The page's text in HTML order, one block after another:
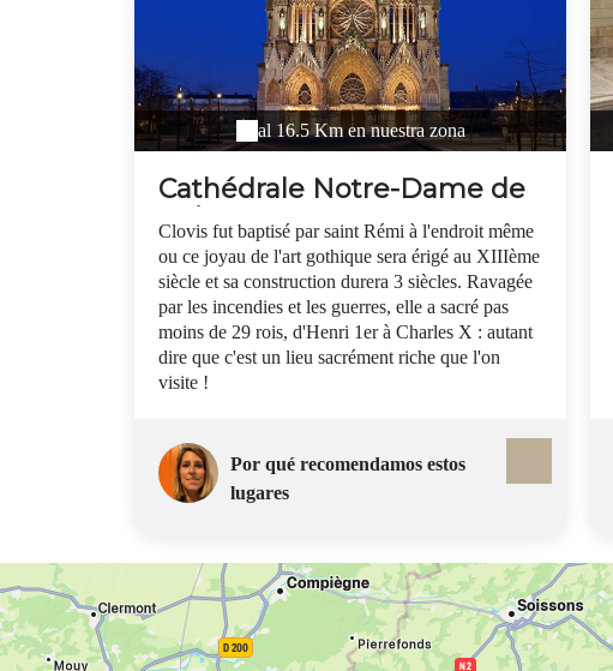
al 16.5 Km en nuestra zona
Cathédrale Notre-Dame de
Reims
Clovis fut baptisé par saint Rémi à l'endroit même
ou ce joyau de l'art gothique sera érigé au XIIIème
siècle et sa construction durera 3 siècles. Ravagée
par les incendies et les guerres, elle a sacré pas
moins de 29 rois, d'Henri 1er à Charles X : autant
dire que c'est un lieu sacrément riche que l'on
visite !
Por qué recomendamos estos
lugares